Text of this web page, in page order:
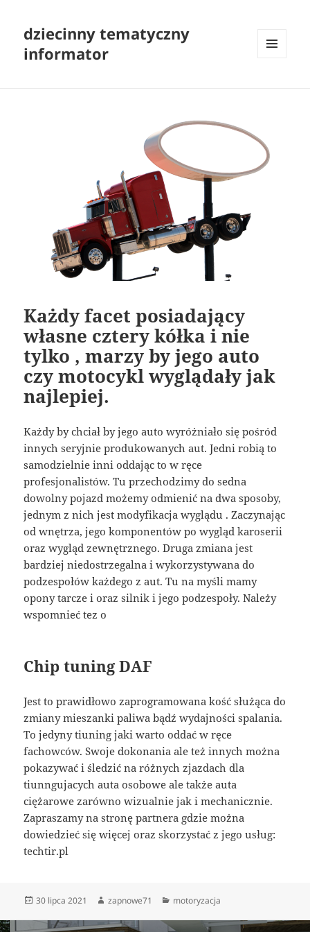
dziecinny tematyczny
informator
Każdy facet posiadający
własne cztery kółka i nie
tylko , marzy by jego auto
czy motocykl wyglądały jak
najlepiej.
Każdy by chciał by jego auto wyróżniało się pośród
innych seryjnie produkowanych aut. Jedni robią to
samodzielnie inni oddając to w ręce
profesjonalistów. Tu przechodzimy do sedna
dowolny pojazd możemy odmienić na dwa sposoby,
jednym z nich jest modyfikacja wyglądu . Zaczynając
od wnętrza, jego komponentów po wygląd karoserii
oraz wygląd zewnętrznego. Druga zmiana jest
bardziej niedostrzegalna i wykorzystywana do
podzespołów każdego z aut. Tu na myśli mamy
opony tarcze i oraz silnik i jego podzespoły. Należy
wspomnieć tez o
Chip tuning DAF
Jest to prawidłowo zaprogramowana kość służąca do
zmiany mieszanki paliwa bądź wydajności spalania.
To jedyny tiuning jaki warto oddać w ręce
fachowców. Swoje dokonania ale też innych można
pokazywać i śledzić na różnych zjazdach dla
tiunngujacych auta osobowe ale także auta
ciężarowe zarówno wizualnie jak i mechanicznie.
Zapraszamy na stronę partnera gdzie można
dowiedzieć się więcej oraz skorzystać z jego usług:
techtir.pl
Data
30 lipca 2021 Autor
zapnowe71 Kategorie
motoryzacja
Nawigacja